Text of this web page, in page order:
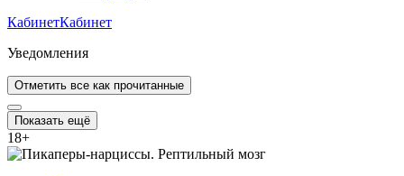
КабинетКабинет
Уведомления
Отметить все как прочитанные
Показать ещё
18+